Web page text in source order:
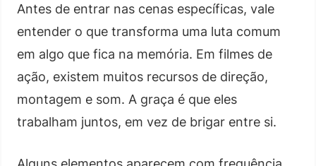
Antes de entrar nas cenas específicas, vale
entender o que transforma uma luta comum
em algo que fica na memória. Em filmes de
ação, existem muitos recursos de direção,
montagem e som. A graça é que eles
trabalham juntos, em vez de brigar entre si.